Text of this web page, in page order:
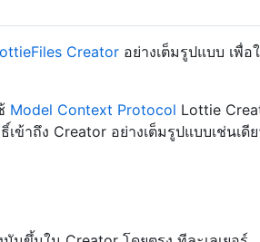
Creator อย่างเต็มรูปแบบ เพื่
Model Context Protocol Lottie
ข้าถึง Creator อย่างเต็มรูปแบบเช่นเ